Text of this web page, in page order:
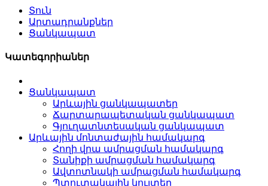
Տուն
Արտադրանքներ
Ցանկապատ
Կատեգորիաներ
Ցանկապատ
Արևային ցանկապատեր
Ճարտարապետական ցանկապատ
Գյուղատնտեսական ցանկապատ
Արևային մոնտաժային համակարգ
Հողի վրա ամրացման համակարգ
Տանիքի ամրացման համակարգ
Ավտոտնակի ամրացման համակարգ
Պտուտակային կույտեր